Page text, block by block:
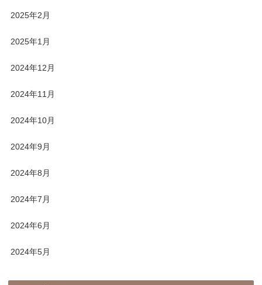
2025年2月
2025年1月
2024年12月
2024年11月
2024年10月
2024年9月
2024年8月
2024年7月
2024年6月
2024年5月